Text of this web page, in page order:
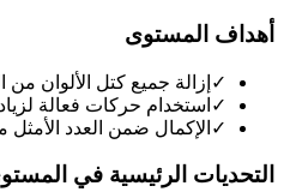
أهداف المستوى
✓ إزالة جميع كتل الألوان من
✓ استخدام حركات فعالة
✓ الإكمال ضمن العدد الأمثل
التحديات الرئيسية في المستوى